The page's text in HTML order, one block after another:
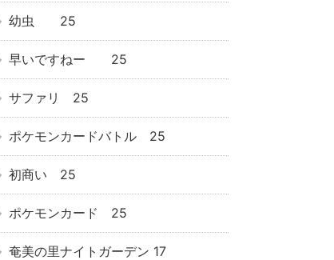
幼虫 25
早いですねー 25
サファリ 25
ポケモンカードバトル 25
初商い 25
ポケモンカード 25
奄美の里ナイトガーデン 17